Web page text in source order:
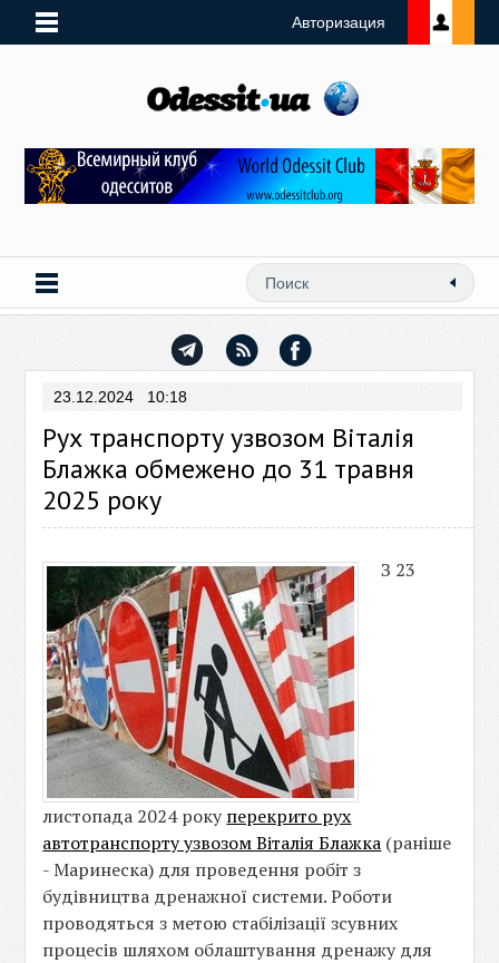
Авторизация
23.12.2024 10:18
Рух транспорту узвозом Віталія
Блажка обмежено до 31 травня
2025 року
З 23
листопада 2024 року перекрито рух
автотранспорту узвозом Віталія Блажка (раніше
- Маринеска) для проведення робіт з
будівництва дренажної системи. Роботи
проводяться з метою стабілізації зсувних
процесів шляхом облаштування дренажу для